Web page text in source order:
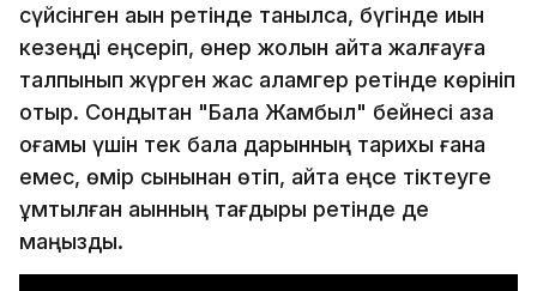
сүйсінген ақын ретінде танылса, бүгінде қиын
кезеңді еңсеріп, өнер жолын қайта жалғауға
талпынып жүрген жас қаламгер ретінде көрініп
отыр. Сондықтан "Бала Жамбыл" бейнесі қазақ
қоғамы үшін тек бала дарынның тарихы ғана
емес, өмір сынынан өтіп, қайта еңсе тіктеуге
ұмтылған ақынның тағдыры ретінде де
маңызды.